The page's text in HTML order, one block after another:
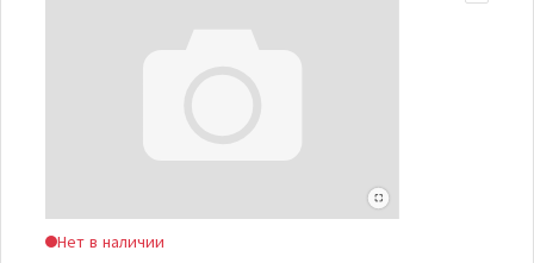
Нет в наличии